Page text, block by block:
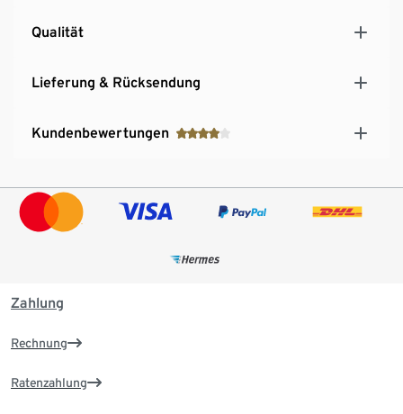
Qualität
Lieferung & Rücksendung
Kundenbewertungen
Zahlung
Rechnung
Ratenzahlung